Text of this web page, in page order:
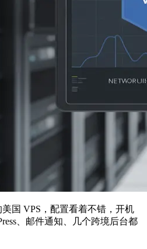
国 VPS，配置看着不错，开机
、邮件通知、几个跨境后台都